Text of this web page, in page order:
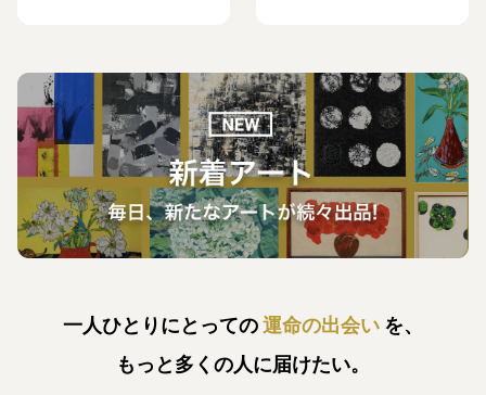
一人ひとりにとっての運命の出会い を、
もっと多くの人に届けたい。